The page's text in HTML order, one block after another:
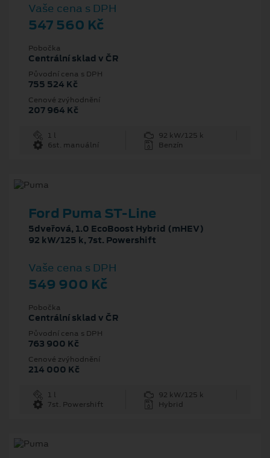
Vaše cena s DPH
547 560 Kč
Pobočka
Centrální sklad v ČR
Původní cena s DPH
755 524 Kč
Cenové zvýhodnění
207 964 Kč
1 l
92 kW/125 k
6st. manuální
Benzín
Ford Puma ST-Line
5dveřová, 1.0 EcoBoost Hybrid (mHEV)
92 kW/125 k, 7st. Powershift
Vaše cena s DPH
549 900 Kč
Pobočka
Centrální sklad v ČR
Původní cena s DPH
763 900 Kč
Cenové zvýhodnění
214 000 Kč
1 l
92 kW/125 k
7st. Powershift
Hybrid